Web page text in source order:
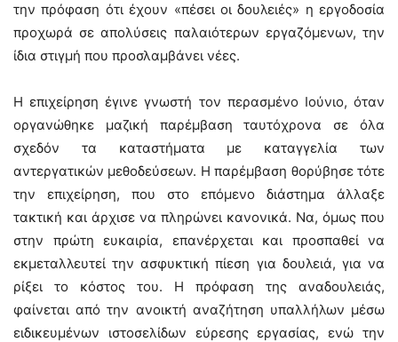
την πρόφαση ότι έχουν «πέσει οι δουλειές» η εργοδοσία
προχωρά σε απολύσεις παλαιότερων εργαζόμενων, την
ίδια στιγμή που προσλαμβάνει νέες.
Η επιχείρηση έγινε γνωστή τον περασμένο Ιούνιο, όταν
οργανώθηκε μαζική παρέμβαση ταυτόχρονα σε όλα
σχεδόν τα καταστήματα με καταγγελία των
αντεργατικών μεθοδεύσεων. Η παρέμβαση θορύβησε τότε
την επιχείρηση, που στο επόμενο διάστημα άλλαξε
τακτική και άρχισε να πληρώνει κανονικά. Να, όμως που
στην πρώτη ευκαιρία, επανέρχεται και προσπαθεί να
εκμεταλλευτεί την ασφυκτική πίεση για δουλειά, για να
ρίξει το κόστος του. Η πρόφαση της αναδουλειάς,
φαίνεται από την ανοικτή αναζήτηση υπαλλήλων μέσω
ειδικευμένων ιστοσελίδων εύρεσης εργασίας, ενώ την